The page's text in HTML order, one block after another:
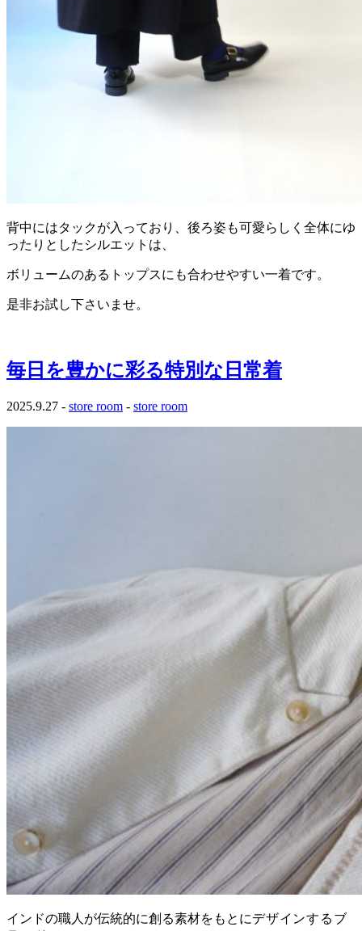
背中にはタックが入っており、後ろ姿も可愛らしく全体にゆ
ったりとしたシルエットは、
ボリュームのあるトップスにも合わせやすい一着です。
是非お試し下さいませ。
毎日を豊かに彩る特別な日常着
2025.9.27 - store room - store room
インドの職人が伝統的に創る素材をもとにデザインするブ